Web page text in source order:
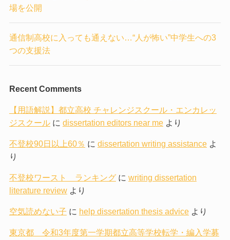
場を公開
通信制高校に入っても通えない…“人が怖い”中学生への3
つの支援法
Recent Comments
【用語解説】都立高校 チャレンジスクール・エンカレッ
ジスクールに dissertation editors near meより
不登校90日以上60％ に dissertation writing assistanceよ
り
不登校ワースト ランキングに writing dissertation
literature reviewより
空気読めない子 に help dissertation thesis adviceより
東京都 令和3年度第一学期都立高等学校転学・編入学募